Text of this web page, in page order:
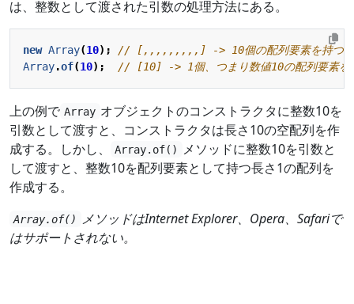
は、整数として渡された引数の処理方法にある。
new Array(10);
Array.of(10);
上の例で Array オブジェクトのコンストラクタに整数10を
引数として渡すと、コンストラクタは長さ10の空配列を作
成する。しかし、
Array.of()
メソッドに整数10を引数と
して渡すと、整数10を配列要素として持つ長さ1の配列を
作成する。
Array.of()
メソッドはInternet Explorer、Opera、Safariで
はサポートされない。